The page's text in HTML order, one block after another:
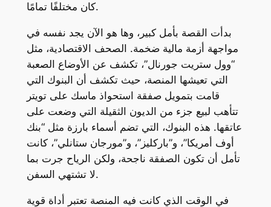
كان مختلفًا تمامًا.
بدأت القصة بأمل كبير، وها هو الآن يجد نفسه في
مواجهة أزمة مالية ضخمة. الصحف الاقتصادية، مثل
“وول ستريت جورنال”، تكشف عن الأوضاع الصعبة
التي تعيشها المنصة، حيث تكشف أن البنوك التي
قامت بتمويل صفقة استحواذ ماسك على تويتر
تتأهب لبيع جزء من الديون الثقيلة التي وضعت على
عاتقها. هذه البنوك، التي تضم أسماء بارزة مثل “بنك
أوف أمريكا”، و”باركليز”، و”مورجان ستانلي”، كانت
تأمل أن تكون الصفقة ناجحة، ولكن الرياح جرت بما
لا تشتهي السفن.
في الوقت الذي كانت فيه المنصة تعتبر أداة قوية